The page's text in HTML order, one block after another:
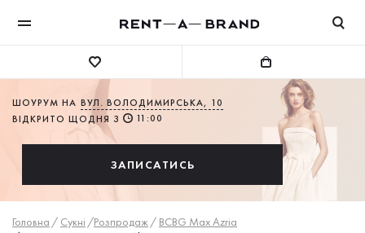
ШОУРУМ НА ВУЛ. ВОЛОДИМИРСЬКА, 10
ВІДКРИТО ЩОДНЯ З
11:00
ЗАПИСАТИСЬ
Головна / Сукнi /Розпродаж / BCBG Max Azria